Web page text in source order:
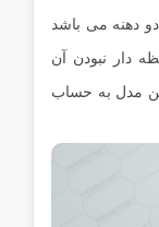
دهنه می باشد
دار نبودن آن
مدل به حساب